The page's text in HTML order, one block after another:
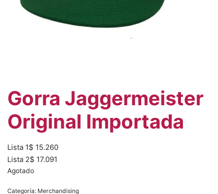
Gorra Jaggermeister
Original Importada
Lista 1$ 15.260
Lista 2$ 17.091
Agotado
Categoría: Merchandising